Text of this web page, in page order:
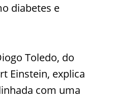
diabetes e
Toledo, do
Einstein, explica
com uma